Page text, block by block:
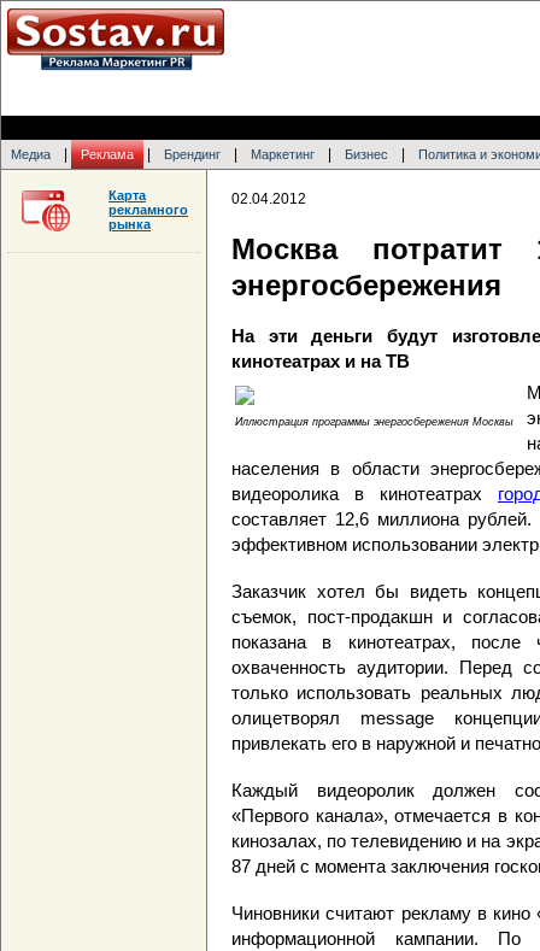
Медиа Реклама Брендинг Маркетинг Бизнес Политика и
02.04.2012
Москва
энергосбережения
На эти деньги будут
кинотеатрах и на ТВ
Иллюстрация программы энергосбережения Москвы
населения в области
видеоролика в кинотеатрах
составляет 12,6 миллиона
эффективном использовании
Заказчик хотел бы видеть
съемок, пост-продакшн и
показана в кинотеатрах, после
охваченность аудитории. Перед
только использовать реальных
олицетворял message
привлекать его в наружной и
Каждый видеоролик должен
«Первого канала», отмечается в
кинозалах, по телевидению и на
87 дней с момента заключения
Чиновники считают рекламу в
информационной кампании. По
Карта
рекламного
рынка